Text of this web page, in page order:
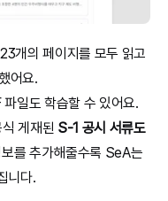
개의 페이지를 모두 읽고
어요.
일도 학습할 수 있어요.
게재된 S-1 공시 서류도
를 추가해줄수록 SeA는
니다.